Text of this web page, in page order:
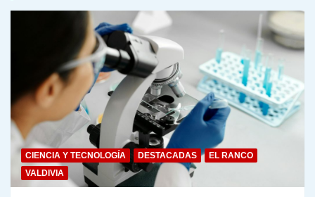
CIENCIA Y TECNOLOGÍA DESTACADAS
EL RANCO
VALDIVIA